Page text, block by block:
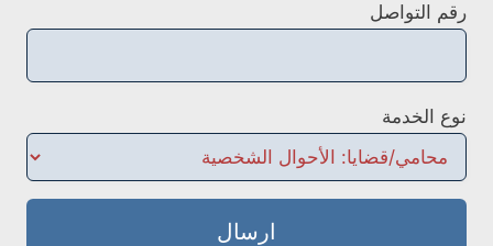
رقم التواصل
نوع الخدمة
ارسال